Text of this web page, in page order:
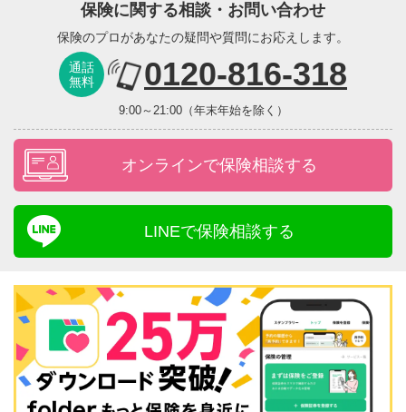
保険に関する相談・お問い合わせ
保険のプロがあなたの疑問や質問にお応えします。
通話
無料
0120-816-318
9:00～21:00（年末年始を除く）
オンラインで保険相談する
LINEで保険相談する